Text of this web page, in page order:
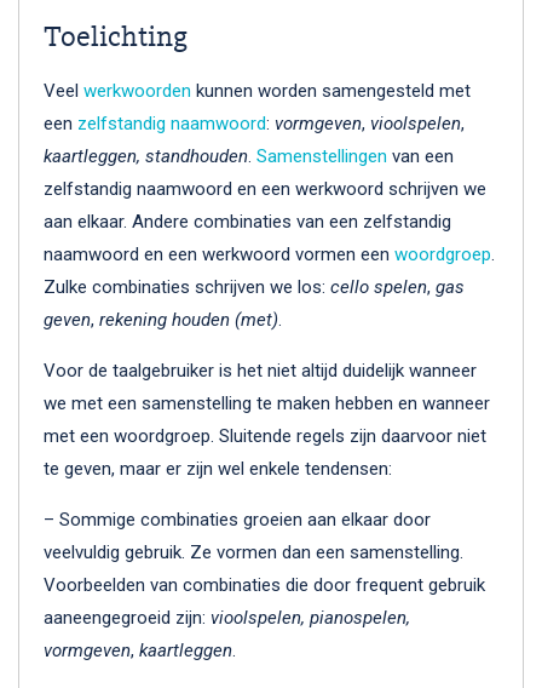
Toelichting
Veel werkwoorden kunnen worden samengesteld met
een zelfstandig naamwoord: vormgeven, vioolspelen,
kaartleggen, standhouden. Samenstellingen van een
zelfstandig naamwoord en een werkwoord schrijven we
aan elkaar. Andere combinaties van een zelfstandig
naamwoord en een werkwoord vormen een woordgroep.
Zulke combinaties schrijven we los: cello spelen, gas
geven, rekening houden (met).
Voor de taalgebruiker is het niet altijd duidelijk wanneer
we met een samenstelling te maken hebben en wanneer
met een woordgroep. Sluitende regels zijn daarvoor niet
te geven, maar er zijn wel enkele tendensen:
– Sommige combinaties groeien aan elkaar door
veelvuldig gebruik. Ze vormen dan een samenstelling.
Voorbeelden van combinaties die door frequent gebruik
aaneengegroeid zijn: vioolspelen, pianospelen,
vormgeven, kaartleggen.